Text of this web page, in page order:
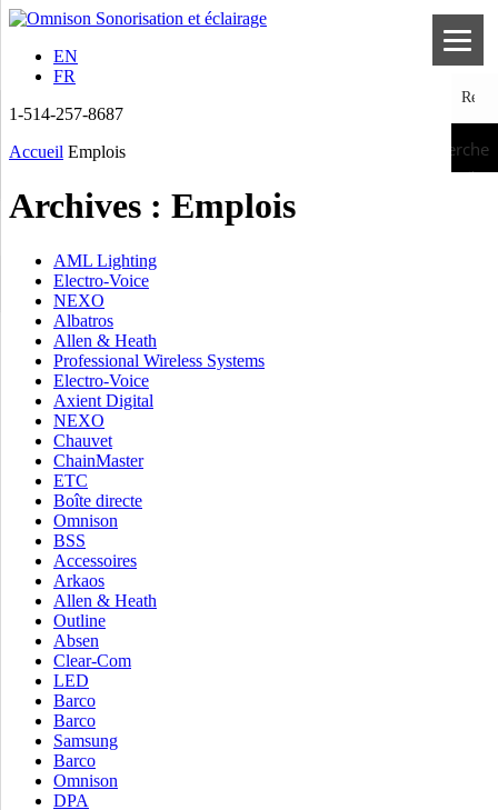
EN
FR
1-514-257-8687
Recherche
Accueil Emplois
Archives : Emplois
AML Lighting
Electro-Voice
NEXO
Albatros
Allen & Heath
Professional Wireless Systems
Electro-Voice
Axient Digital
NEXO
Chauvet
ChainMaster
ETC
Boîte directe
Omnison
BSS
Accessoires
Arkaos
Allen & Heath
Outline
Absen
Clear-Com
LED
Barco
Barco
Samsung
Barco
Omnison
DPA